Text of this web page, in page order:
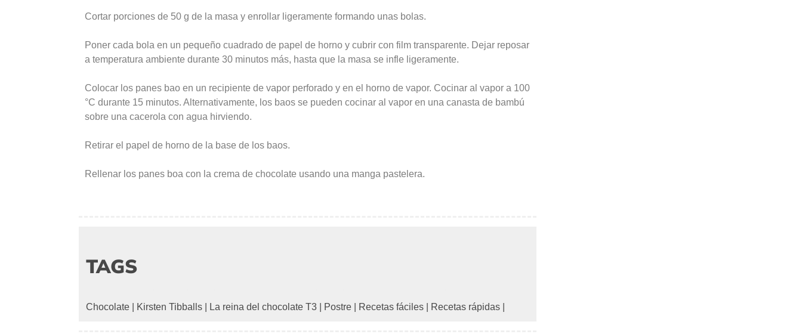
Cortar porciones de 50 g de la masa y enrollar ligeramente formando unas bolas.
Poner cada bola en un pequeño cuadrado de papel de horno y cubrir con film transparente. Dejar reposar
a temperatura ambiente durante 30 minutos más, hasta que la masa se infle ligeramente.
Colocar los panes bao en un recipiente de vapor perforado y en el horno de vapor. Cocinar al vapor a 100
°C durante 15 minutos. Alternativamente, los baos se pueden cocinar al vapor en una canasta de bambú
sobre una cacerola con agua hirviendo.
Retirar el papel de horno de la base de los baos.
Rellenar los panes boa con la crema de chocolate usando una manga pastelera.
TAGS
Chocolate Kirsten Tibballs La reina del chocolate T3 Postre Recetas fáciles Recetas rápidas